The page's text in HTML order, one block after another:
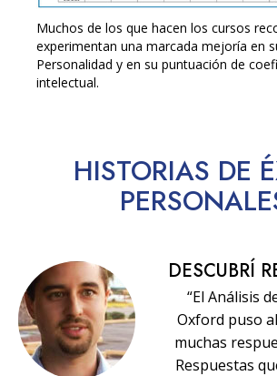
Muchos de los que hacen los cursos
experimentan una marcada mejoría en
Personalidad y en su puntuación de
intelectual.
HISTORIAS DE
DESCUBRÍ
“El Análisis
Oxford puso
muchas
Respuestas